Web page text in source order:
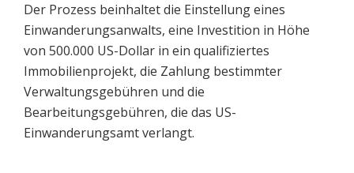
Der Prozess beinhaltet die Einstellung eines
Einwanderungsanwalts, eine Investition in Höhe
von 500.000 US-Dollar in ein qualifiziertes
Immobilienprojekt, die Zahlung bestimmter
Verwaltungsgebühren und die
Bearbeitungsgebühren, die das US-
Einwanderungsamt verlangt.